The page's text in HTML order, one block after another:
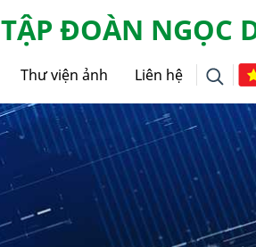
TẬP ĐOÀN NGỌC
Thư viện ảnh Liên hệ